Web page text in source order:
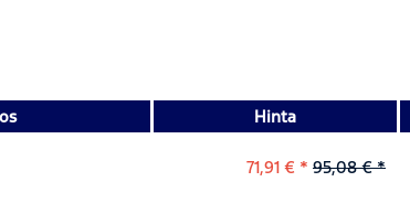
Hinta
71,91 € * 95,08 € *